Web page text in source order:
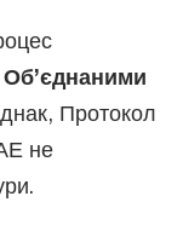
Об’єднаними
Протокол
не